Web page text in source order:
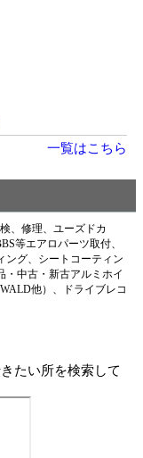
一覧はこちら
、修理、ユーズドカ
等エアロパーツ取付、
ング、シートコーティン
・中古・新古アルミホイ
他）、ドライブレコ
たい所を検索して